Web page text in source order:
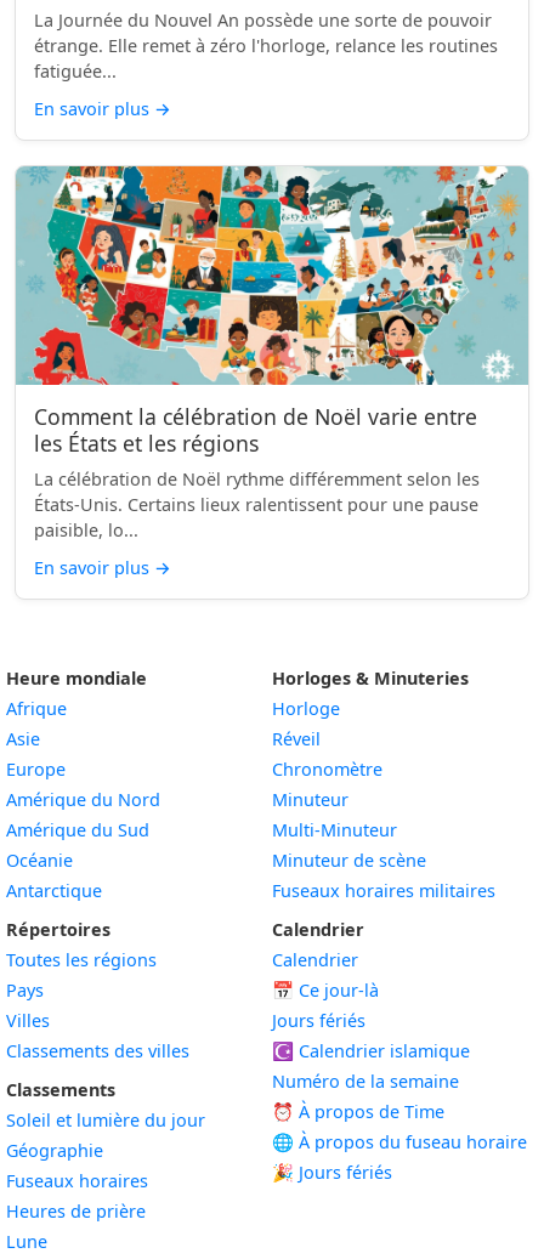
La Journée du Nouvel An possède une sorte de pouvoir
étrange. Elle remet à zéro l'horloge, relance les routines
fatiguée...
En savoir plus →
Comment la célébration de Noël varie entre
les États et les régions
La célébration de Noël rythme différemment selon les
États-Unis. Certains lieux ralentissent pour une pause
paisible, lo...
En savoir plus →
Heure mondiale
Afrique
Asie
Europe
Amérique du Nord
Amérique du Sud
Océanie
Antarctique
Répertoires
Toutes les régions
Pays
Villes
Classements des villes
Classements
Soleil et lumière du jour
Géographie
Fuseaux horaires
Heures de prière
Lune
Horloges & Minuteries
Horloge
Réveil
Chronomètre
Minuteur
Multi-Minuteur
Minuteur de scène
Fuseaux horaires militaires
Calendrier
Calendrier
📅 Ce jour-là
Jours fériés
☪️ Calendrier islamique
Numéro de la semaine
⏰ À propos de Time
🌐 À propos du fuseau horaire
🎉 Jours fériés